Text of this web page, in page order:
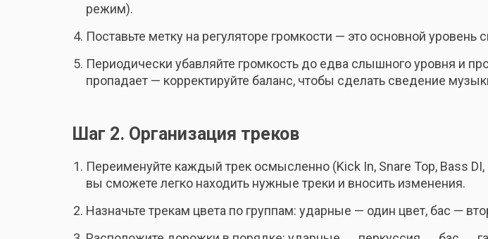
режим).
Поставьте метку на регуляторе громкости — это основной уровень
Периодически убавляйте громкость до едва слышного уровня и
пропадает — корректируйте баланс, чтобы сделать сведение
Шаг 2. Организация треков
Переименуйте каждый трек осмысленно (Kick In, Snare Top, Bass
вы сможете легко находить нужные треки и вносить изменения.
Назначьте трекам цвета по группам: ударные — один цвет, бас —